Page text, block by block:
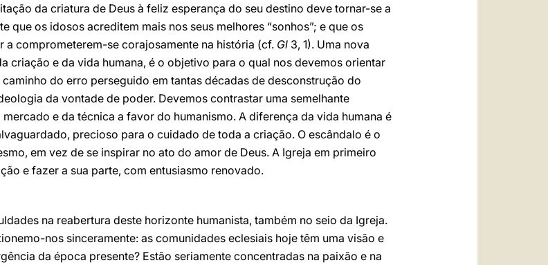
da criatura de Deus à feliz esperança do seu destino deve tornar-se a
que os idosos acreditem mais nos seus melhores “sonhos”; e que os
a comprometerem-se corajosamente na história (cf. Gl 3, 1). Uma nova
criação e da vida humana, é o objetivo para o qual nos devemos orientar
do erro perseguido em tantas décadas de desconstrução do
da vontade de poder. Devemos contrastar uma semelhante
e da técnica a favor do humanismo. A diferença da vida humana é
precioso para o cuidado de toda a criação. O escândalo é o
em vez de se inspirar no ato do amor de Deus. A Igreja em primeiro
e fazer a sua parte, com entusiasmo renovado.
na reabertura deste horizonte humanista, também no seio da Igreja.
nos sinceramente: as comunidades eclesiais hoje têm uma visão e
da época presente? Estão seriamente concentradas na paixão e na